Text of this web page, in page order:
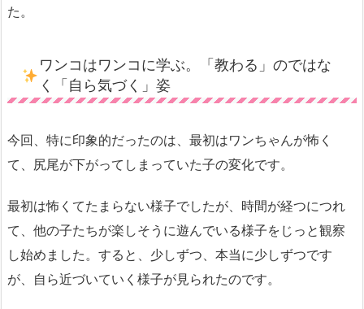
た。
ワンコはワンコに学ぶ。「教わる」のではな
く「自ら気づく」姿
今回、特に印象的だったのは、最初はワンちゃんが怖く
て、尻尾が下がってしまっていた子の変化です。
最初は怖くてたまらない様子でしたが、時間が経つにつれ
て、他の子たちが楽しそうに遊んでいる様子をじっと観察
し始めました。すると、少しずつ、本当に少しずつです
が、自ら近づいていく様子が見られたのです。